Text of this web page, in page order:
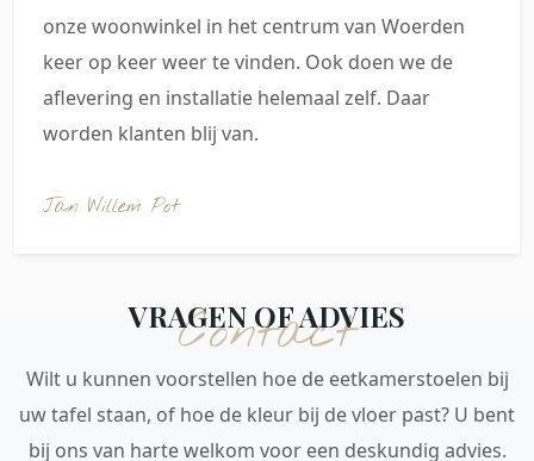
onze woonwinkel in het centrum van Woerden
keer op keer weer te vinden. Ook doen we de
aflevering en installatie helemaal zelf. Daar
worden klanten blij van.
Jan Willem Pot
Contact
VRAGEN OF ADVIES
Wilt u kunnen voorstellen hoe de eetkamerstoelen bij
uw tafel staan, of hoe de kleur bij de vloer past? U bent
bij ons van harte welkom voor een deskundig advies.